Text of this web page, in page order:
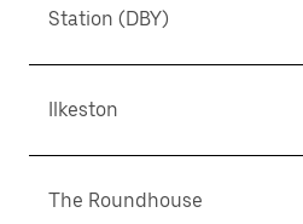
Station (DBY)
Ilkeston
The Roundhouse